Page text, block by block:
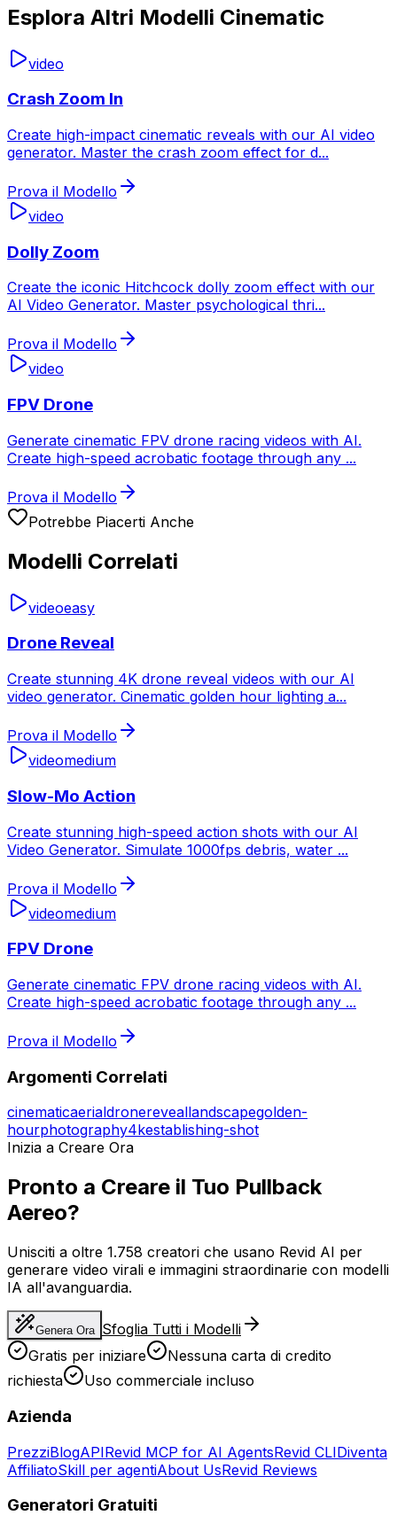
Esplora Altri Modelli Cinematic
video
Crash Zoom In
Create high-impact cinematic reveals with our AI video
generator. Master the crash zoom effect for d...
Prova il Modello
video
Dolly Zoom
Create the iconic Hitchcock dolly zoom effect with our
AI Video Generator. Master psychological thri...
Prova il Modello
video
FPV Drone
Generate cinematic FPV drone racing videos with AI.
Create high-speed acrobatic footage through any ...
Prova il Modello
Potrebbe Piacerti Anche
Modelli Correlati
videoeasy
Drone Reveal
Create stunning 4K drone reveal videos with our AI
video generator. Cinematic golden hour lighting a...
Prova il Modello
videomedium
Slow-Mo Action
Create stunning high-speed action shots with our AI
Video Generator. Simulate 1000fps debris, water ...
Prova il Modello
videomedium
FPV Drone
Generate cinematic FPV drone racing videos with AI.
Create high-speed acrobatic footage through any ...
Prova il Modello
Argomenti Correlati
cinematicaerialdronereveallandscapegolden-
hourphotography4kestablishing-shot
Inizia a Creare Ora
Pronto a Creare il Tuo Pullback
Aereo?
Unisciti a oltre 1.758 creatori che usano Revid AI per
generare video virali e immagini straordinarie con modelli
IA all'avanguardia.
Genera Ora Sfoglia Tutti i Modelli
Gratis per iniziare
Nessuna carta di credito
richiesta
Uso commerciale incluso
Azienda
PrezziBlogAPIRevid MCP for AI AgentsRevid CLIDiventa
AffiliatoSkill per agentiAbout UsRevid Reviews
Generatori Gratuiti